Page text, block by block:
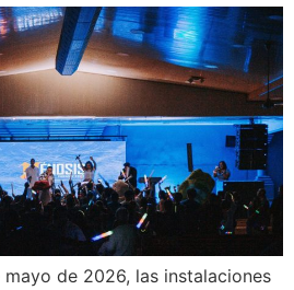
de 2026, las instalaciones